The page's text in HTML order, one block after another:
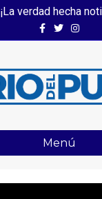
¡La verdad hecha
FacebookTwitterInstagram
Menú